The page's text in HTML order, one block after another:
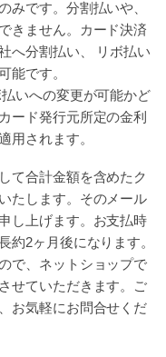
みです。分割払いや、
きません。カード決済
へ分割払い、 リボ払い
能です。
いへの変更が可能かど
ード発行元所定の金利
用されます。
て合計金額を含めたク
たします。そのメール
し上げます。お支払時
約2ヶ月後になります。
で、ネットショップで
せていただきます。ご
お気軽にお問合せくだ